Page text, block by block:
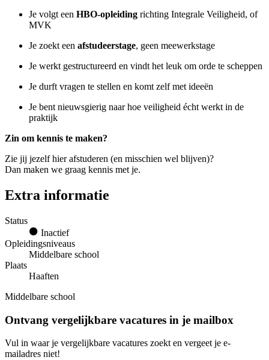
Je volgt een HBO-opleiding richting Integrale Veiligheid, of
MVK
Je zoekt een afstudeerstage, geen meewerkstage
Je werkt gestructureerd en vindt het leuk om orde te scheppen
Je durft vragen te stellen en komt zelf met ideeën
Je bent nieuwsgierig naar hoe veiligheid écht werkt in de
praktijk
Zin om kennis te maken?
Zie jij jezelf hier afstuderen (en misschien wel blijven)?
Dan maken we graag kennis met je.
Extra informatie
Status
Inactief
Opleidingsniveaus
Middelbare school
Plaats
Haaften
Middelbare school
Ontvang vergelijkbare vacatures in je mailbox
Vul in waar je vergelijkbare vacatures zoekt en vergeet je e-
mailadres niet!